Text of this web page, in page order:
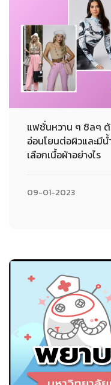
แฟชั่นหวาน ๆ ชิลๆ
อ่อนโยนต่อผิวและมี
เลือกเนื้อผ้าอย่างไร
09-01-2023